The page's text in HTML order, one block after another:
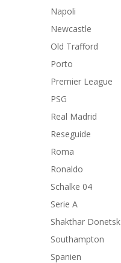
Napoli
Newcastle
Old Trafford
Porto
Premier League
PSG
Real Madrid
Reseguide
Roma
Ronaldo
Schalke 04
Serie A
Shakthar Donetsk
Southampton
Spanien